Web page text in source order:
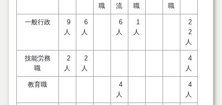
職
流
職
職
一般行政
9
人
6
人
6
人
1
人
2
2
人
技能労務
職
2
人
2
人
4
人
教育職
4
人
4
人